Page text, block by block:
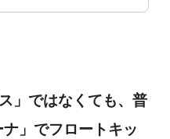
」ではなくても、普
」でフロートキッ